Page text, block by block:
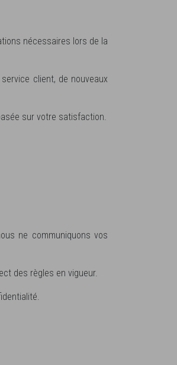
nécessaires lors de la
client, de nouveaux
sur votre satisfaction.
ne communiquons vos
des règles en vigueur.